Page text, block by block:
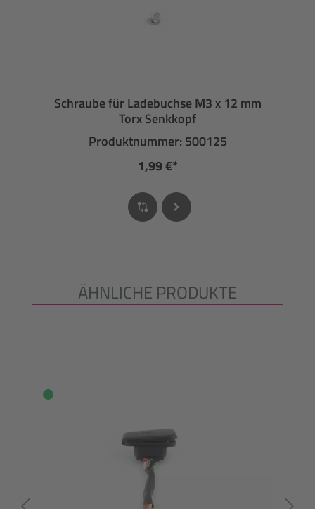
Schraube für Ladebuchse M3 x 12 mm
Torx Senkkopf
Produktnummer: 500125
1,99 €*
Produktgalerie überspringen
ÄHNLICHE PRODUKTE